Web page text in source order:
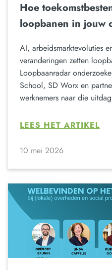
Hoe
loopbanen in jouw
AI, arbeidsmarktevoluties
veranderingen zetten
Loopbaanradar
School, SD Worx en
werknemers naar die
LEES HET ARTIKEL
10 mei 2026